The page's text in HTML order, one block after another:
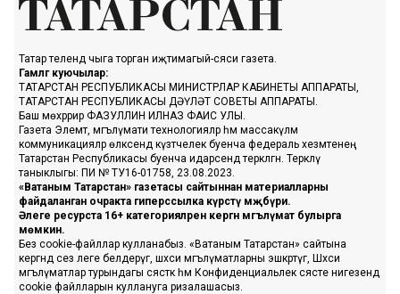
Татар телендә чыга торган иҗтимагый-сәяси газета.
Гамәлгә куючылар:
ТАТАРСТАН РЕСПУБЛИКАСЫ МИНИСТРЛАР КАБИНЕТЫ АППАРАТЫ,
ТАТАРСТАН РЕСПУБЛИКАСЫ ДӘҮЛӘТ СОВЕТЫ АППАРАТЫ.
Баш мөхәррир ФАЗУЛЛИН ИЛНАЗ ФАИС УЛЫ.
Газета Элемтә, мәгълүмати технологияләр һәм массакүләм
коммуникацияләр өлкәсендә күзәтчелек буенча федераль хезмәтенең
Татарстан Республикасы буенча идарәсендә теркәлгән. Теркәлү
таныклыгы: ПИ № ТУ16-01758, 23.08.2023.
«Ватаным Татарстан» газетасы сайтыннан материалларны
файдаланган очракта гиперссылка күрсәтү мәҗбүри.
Әлеге ресурста 16+ категорияләренә кергән мәгълүмат булырга
мөмкин.
Без cookie-файллар кулланабыз. «Ватаным Татарстан» сайтына
кергәндә сез әлеге белдерүгә, шәхси мәгълүматларны эшкәртүгә, Шәхси
мәгълүматлар турындагы сәясәткә һәм Конфиденциальлек сәясәте нигезендә
cookie файлларын куллануга ризалашасыз.